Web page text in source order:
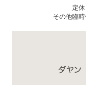
定
その他臨